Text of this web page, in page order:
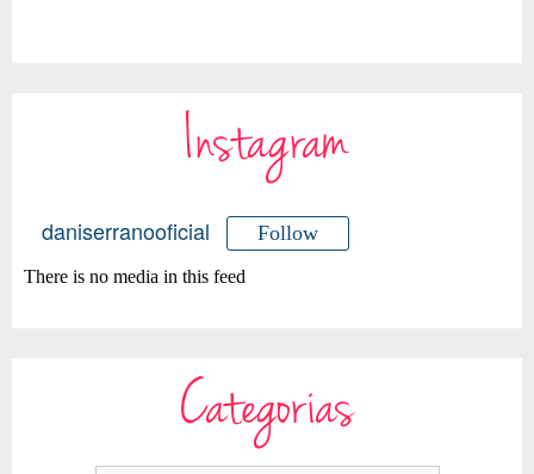
Instagram
daniserranooficial Follow
There is no media in this feed
Categorias